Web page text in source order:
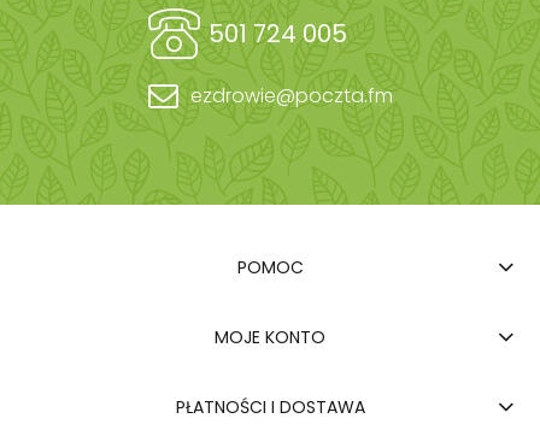
501 724 005
ezdrowie@poczta.fm
POMOC
MOJE KONTO
PŁATNOŚCI I DOSTAWA